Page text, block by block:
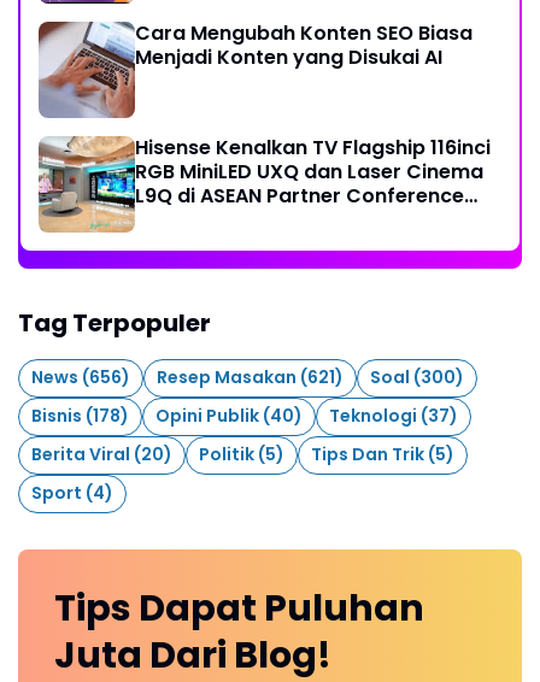
Cara Mengubah Konten SEO Biasa
Menjadi Konten yang Disukai AI
Hisense Kenalkan TV Flagship 116inci
RGB MiniLED UXQ dan Laser Cinema
L9Q di ASEAN Partner Conference
Tag Terpopuler
News (656) Resep Masakan (621) Soal (300)
Bisnis (178) Opini Publik (40) Teknologi (37)
Berita Viral (20) Politik (5) Tips Dan Trik (5)
Sport (4)
Tips Dapat Puluhan
Juta Dari Blog!